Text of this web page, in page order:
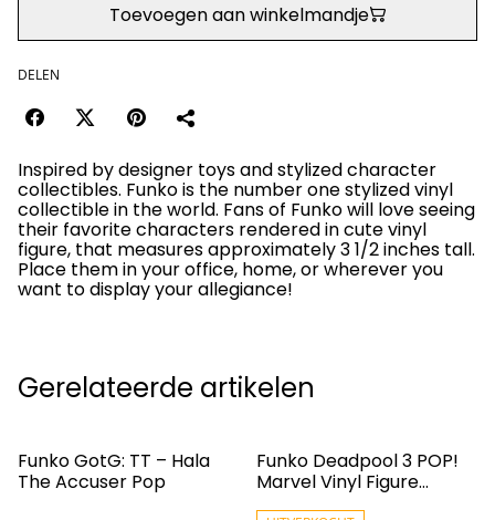
Toevoegen aan winkelmandje
DELEN
Inspired by designer toys and stylized character
collectibles. Funko is the number one stylized vinyl
collectible in the world. Fans of Funko will love seeing
their favorite characters rendered in cute vinyl
figure, that measures approximately 3 1/2 inches tall.
Place them in your office, home, or wherever you
want to display your allegiance!
Gerelateerde artikelen
Funko GotG: TT – Hala
The Accuser Pop
Funko Deadpool 3 POP!
Marvel Vinyl Figure